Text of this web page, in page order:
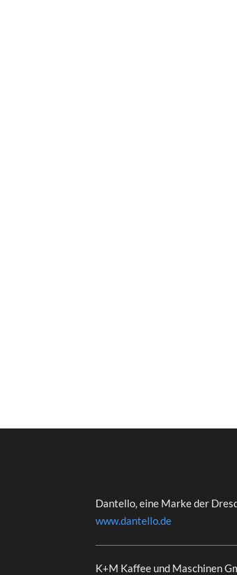
Dantello, eine Marke der
www.dantello.de
K+M Kaffee und Maschinen